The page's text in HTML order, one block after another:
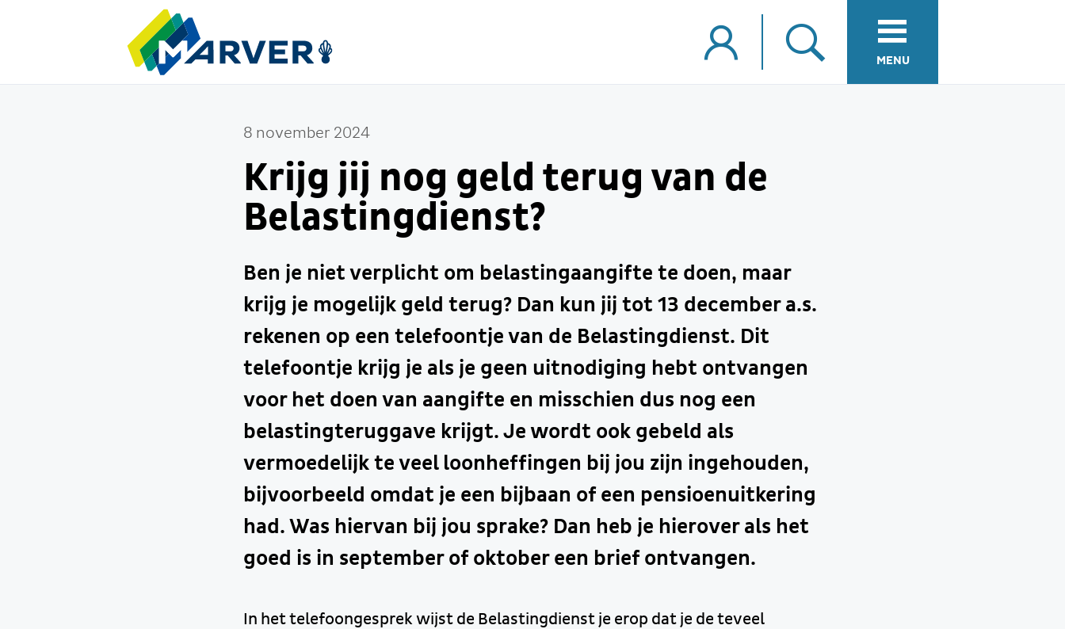
MENU
8 november 2024
Krijg jij nog geld terug van de
Belastingdienst?
Ben je niet verplicht om belastingaangifte te doen, maar
krijg je mogelijk geld terug? Dan kun jij tot 13 december a.s.
rekenen op een telefoontje van de Belastingdienst. Dit
telefoontje krijg je als je geen uitnodiging hebt ontvangen
voor het doen van aangifte en misschien dus nog een
belastingteruggave krijgt. Je wordt ook gebeld als
vermoedelijk te veel loonheffingen bij jou zijn ingehouden,
bijvoorbeeld omdat je een bijbaan of een pensioenuitkering
had. Was hiervan bij jou sprake? Dan heb je hierover als het
goed is in september of oktober een brief ontvangen.
In het telefoongesprek wijst de Belastingdienst je erop dat je de teveel